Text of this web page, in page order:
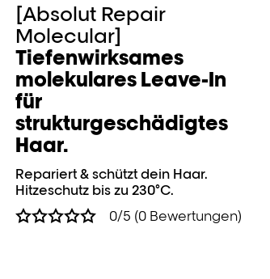
[Absolut Repair
Molecular]
Tiefenwirksames
molekulares Leave-In
für
strukturgeschädigtes
Haar.
Repariert & schützt dein Haar.
Hitzeschutz bis zu 230°C.
0/5 (0 Bewertungen)